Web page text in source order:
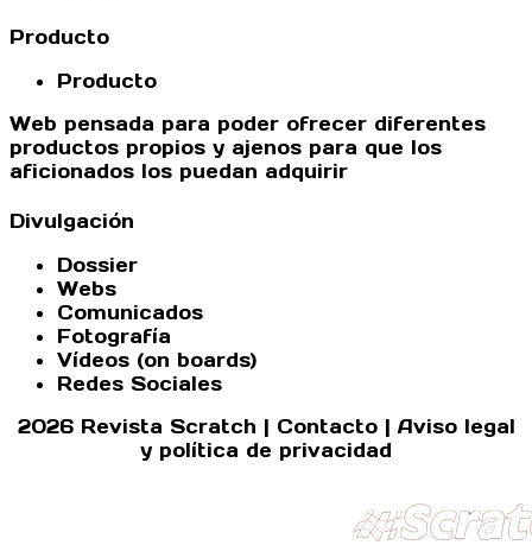
Producto
Producto
Web pensada para poder ofrecer diferentes
productos propios y ajenos para que los
aficionados los puedan adquirir
Divulgación
Dossier
Webs
Comunicados
Fotografía
Vídeos (on boards)
Redes Sociales
2026 Revista Scratch | Contacto| Aviso legal
y política de privacidad